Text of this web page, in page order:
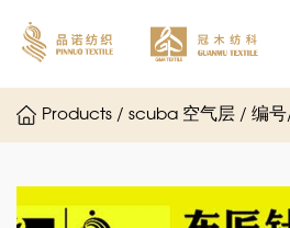
Products / scuba 空气层 / 编号/